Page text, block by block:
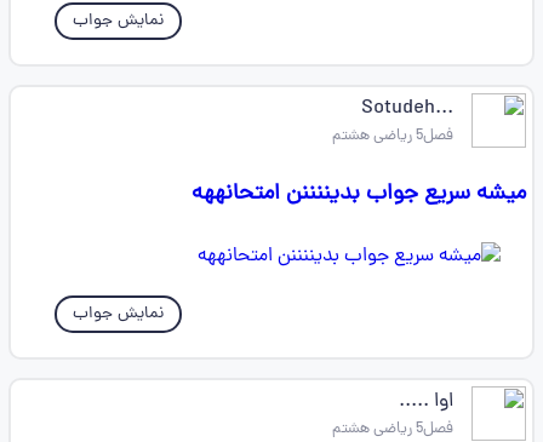
نمایش جواب
...Sotudeh
فصل5 ریاضی هشتم
میشه سریع جواب بدیننننن امتحانههه
نمایش جواب
اوا .....
فصل5 ریاضی هشتم